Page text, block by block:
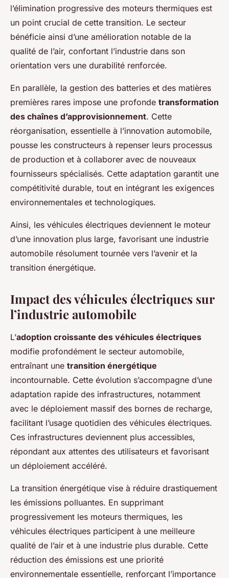
l’élimination progressive des moteurs thermiques est
un point crucial de cette transition. Le secteur
bénéficie ainsi d’une amélioration notable de la
qualité de l’air, confortant l’industrie dans son
orientation vers une durabilité renforcée.
En parallèle, la gestion des batteries et des matières
premières rares impose une profonde transformation
des chaînes d’approvisionnement. Cette
réorganisation, essentielle à l’innovation automobile,
pousse les constructeurs à repenser leurs processus
de production et à collaborer avec de nouveaux
fournisseurs spécialisés. Cette adaptation garantit une
compétitivité durable, tout en intégrant les exigences
environnementales et technologiques.
Ainsi, les véhicules électriques deviennent le moteur
d’une innovation plus large, favorisant une industrie
automobile résolument tournée vers l’avenir et la
transition énergétique.
Impact des véhicules électriques sur
l’industrie automobile
L’adoption croissante des véhicules électriques
modifie profondément le secteur automobile,
entraînant une transition énergétique
incontournable. Cette évolution s’accompagne d’une
adaptation rapide des infrastructures, notamment
avec le déploiement massif des bornes de recharge,
facilitant l’usage quotidien des véhicules électriques.
Ces infrastructures deviennent plus accessibles,
répondant aux attentes des utilisateurs et favorisant
un déploiement accéléré.
La transition énergétique vise à réduire drastiquement
les émissions polluantes. En supprimant
progressivement les moteurs thermiques, les
véhicules électriques participent à une meilleure
qualité de l’air et à une industrie plus durable. Cette
réduction des émissions est une priorité
environnementale essentielle, renforçant l’importance